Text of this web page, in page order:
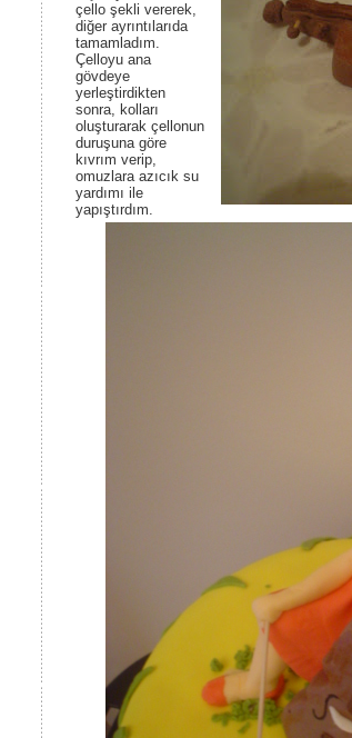
çello şekli vererek,
diğer ayrıntılarıda
tamamladım.
Çelloyu ana
gövdeye
yerleştirdikten
sonra, kolları
oluşturarak çellonun
duruşuna göre
kıvrım verip,
omuzlara azıcık su
yardımı ile
yapıştırdım.